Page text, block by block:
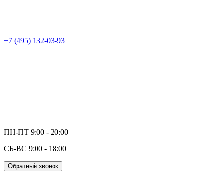
+7 (495) 132-03-93
ПН-ПТ 9:00 - 20:00
СБ-ВС 9:00 - 18:00
Обратный звонок